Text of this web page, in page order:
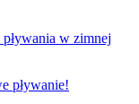
w zimnej
pływanie!